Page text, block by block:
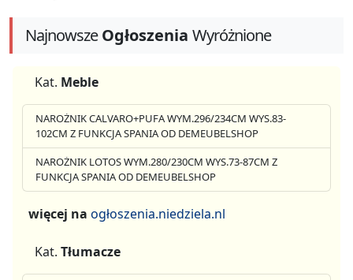
NajnowszeOgłoszenia Wyróżnione
Kat. Meble
NAROŻNIK CALVARO+PUFA WYM.296/234CM WYS.83-
102CM Z FUNKCJA SPANIA OD DEMEUBELSHOP
NAROŻNIK LOTOS WYM.280/230CM WYS.73-87CM Z
FUNKCJA SPANIA OD DEMEUBELSHOP
więcej na ogłoszenia.niedziela.nl
Kat. Tłumacze